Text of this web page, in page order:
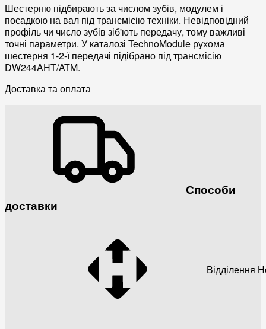
Шестерню підбирають за числом зубів, модулем і
посадкою на вал під трансмісію техніки. Невідповідний
профіль чи число зубів зіб'ють передачу, тому важливі
точні параметри. У каталозі TechnoModule рухома
шестерня 1-2-ї передачі підібрано під трансмісію
DW244AHT/ATM.
Доставка та оплата
Способи
доставки
Відділення